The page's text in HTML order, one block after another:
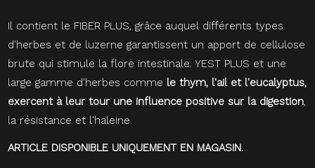
Il contient le FIBER PLUS, grâce auquel différents types
d'herbes et de luzerne garantissent un apport de cellulose
brute qui stimule la flore intestinale. YEST PLUS et une
large gamme d'herbes comme le thym, l'ail et l'eucalyptus,
exercent à leur tour une influence positive sur la digestion,
la résistance et l'haleine.
ARTICLE DISPONIBLE UNIQUEMENT EN MAGASIN.